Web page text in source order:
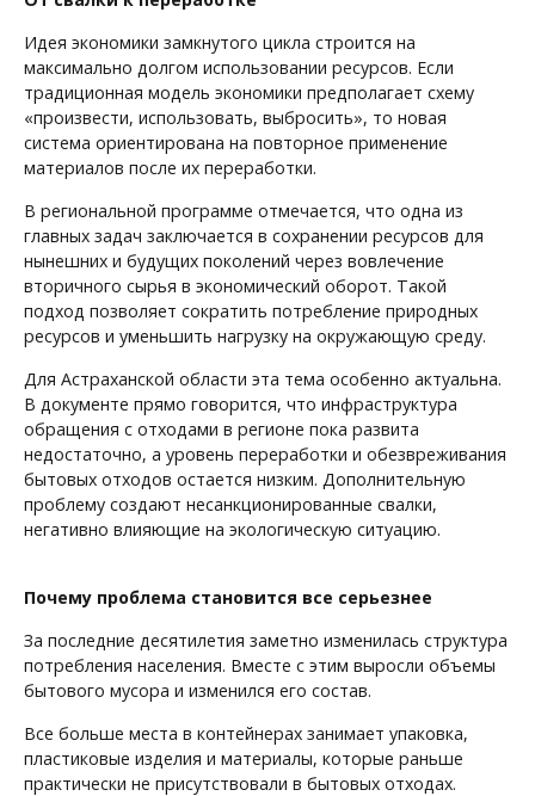
Идея экономики замкнутого цикла строится на
максимально долгом использовании ресурсов. Если
традиционная модель экономики предполагает схему
«произвести, использовать, выбросить», то новая
система ориентирована на повторное применение
материалов после их переработки.
В региональной программе отмечается, что одна из
главных задач заключается в сохранении ресурсов для
нынешних и будущих поколений через вовлечение
вторичного сырья в экономический оборот. Такой
подход позволяет сократить потребление природных
ресурсов и уменьшить нагрузку на окружающую среду.
Для Астраханской области эта тема особенно актуальна.
В документе прямо говорится, что инфраструктура
обращения с отходами в регионе пока развита
недостаточно, а уровень переработки и обезвреживания
бытовых отходов остается низким. Дополнительную
проблему создают несанкционированные свалки,
негативно влияющие на экологическую ситуацию.
Почему проблема становится все серьезнее
За последние десятилетия заметно изменилась структура
потребления населения. Вместе с этим выросли объемы
бытового мусора и изменился его состав.
Все больше места в контейнерах занимает упаковка,
пластиковые изделия и материалы, которые раньше
практически не присутствовали в бытовых отходах.